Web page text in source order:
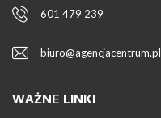
601 479 239
biuro@agencjacentrum.pl
WAŻNE LINKI